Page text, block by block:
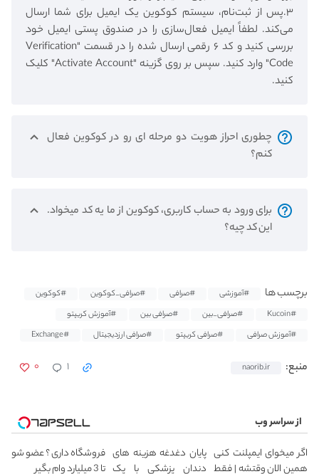
۳.پس از ثبت‌نام، سیستم کوکوین یک ایمیل برای شما ارسال
می‌کند. لطفاً ایمیل فعال‌سازی را در صندوق پستی ایمیل خود
بررسی کنید و کد ۶ رقمی ارسال شده را در قسمت "Verification
Code" وارد کنید. سپس بر روی گزینه "Activate Account" کلیک
کنید.
چطوری احراز هویت دو مرحله ای رو در کوکوین فعال
کنم؟
برای ورود به حساب کاربری، کوکوین از ما یه کد میخواد.
این کد چیه؟
برچسب ها #آموزشی #صرافی #صرافی_کوکوین
#کوکوین
#Kucoin
#صرافی_بین #صرافی بین
#آموزش کریپتو
#آموزش صرافی
#صرافی کریپتو #صرافی ارزدیجیتال #Exchange
منبع: naorib.ir ۰ ۱
از سراسر وب
اگر میخوای ایمپلنت کنی
همین الان وقتشه | فقط
پایان دغدغه هزینه های
دندان پزشکی با پک
فروشگاه داری ؟ عضو شو
تا 3 میلیارد وام بگیر